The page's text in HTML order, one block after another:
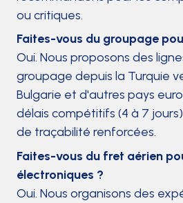
ou critiques.
Faites-vous du groupage
Oui. Nous proposons des
groupage depuis la Turquie
Bulgarie et d'autres pays
délais compétitifs (4 à 7
de traçabilité renforcées.
Faites-vous du fret aérien
électroniques ?
Oui. Nous organisons des